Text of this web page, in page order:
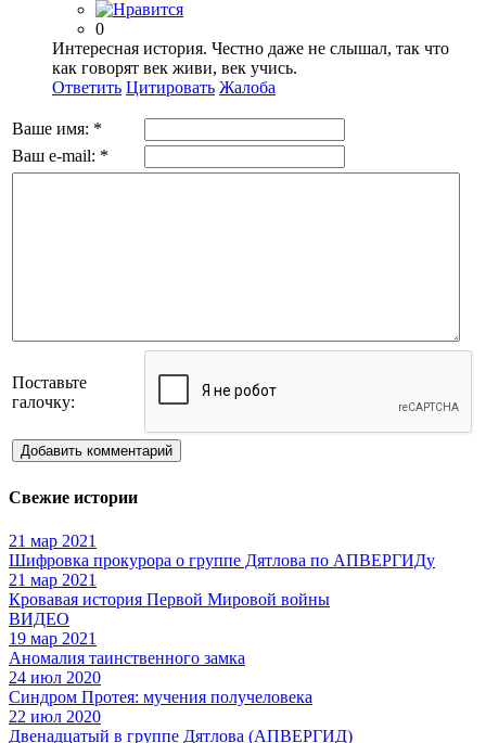
0
Интересная история. Честно даже не слышал, так что
как говорят век живи, век учись.
Ответить Цитировать Жалоба
Ваше имя: *
Ваш e-mail: *
Поставьте
галочку:
Добавить комментарий
Свежие истории
21 мар 2021
Шифровка прокурора о группе Дятлова по АПВЕРГИДу
21 мар 2021
Кровавая история Первой Мировой войны
ВИДЕО
19 мар 2021
Аномалия таинственного замка
24 июл 2020
Синдром Протея: мучения получеловека
22 июл 2020
Двенадцатый в группе Дятлова (АПВЕРГИД)